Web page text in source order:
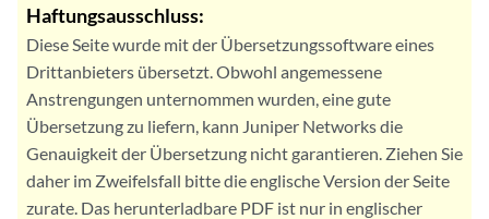
Haftungsausschluss:
Diese Seite wurde mit der Übersetzungssoftware eines
Drittanbieters übersetzt. Obwohl angemessene
Anstrengungen unternommen wurden, eine gute
Übersetzung zu liefern, kann Juniper Networks die
Genauigkeit der Übersetzung nicht garantieren. Ziehen Sie
daher im Zweifelsfall bitte die englische Version der Seite
zurate. Das herunterladbare PDF ist nur in englischer